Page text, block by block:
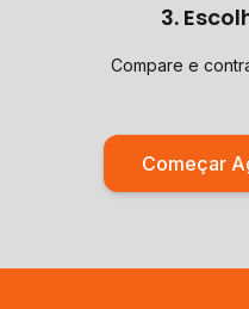
3.
Compare e
Começar